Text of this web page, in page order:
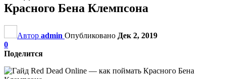
Красного Бена Клемпсона
Автор admin Опубликовано Дек 2, 2019
0
Поделится